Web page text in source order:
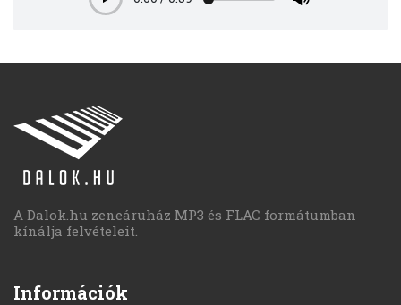
A Dalok.hu zeneáruház MP3 és FLAC formátumban
kínálja felvételeit.
Információk